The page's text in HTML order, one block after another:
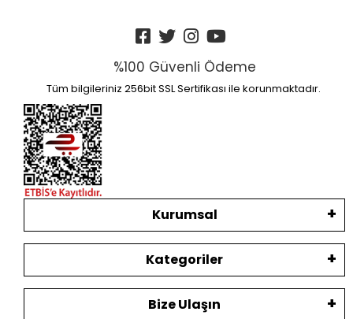
%100 Güvenli Ödeme
Tüm bilgileriniz 256bit SSL Sertifikası ile korunmaktadır.
Kurumsal
Kategoriler
Bize Ulaşın